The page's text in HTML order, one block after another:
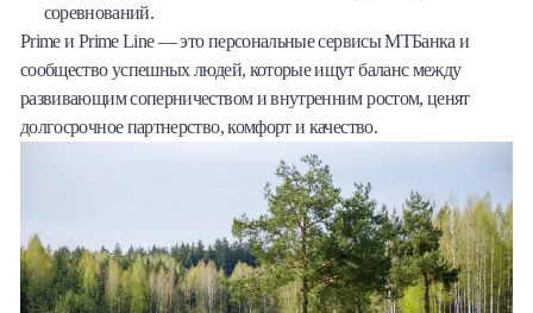
соревнований.
Prime и Prime Line — это персональные сервисы МТБанка и
сообщество успешных людей, которые ищут баланс между
развивающим соперничеством и внутренним ростом, ценят
долгосрочное партнерство, комфорт и качество.